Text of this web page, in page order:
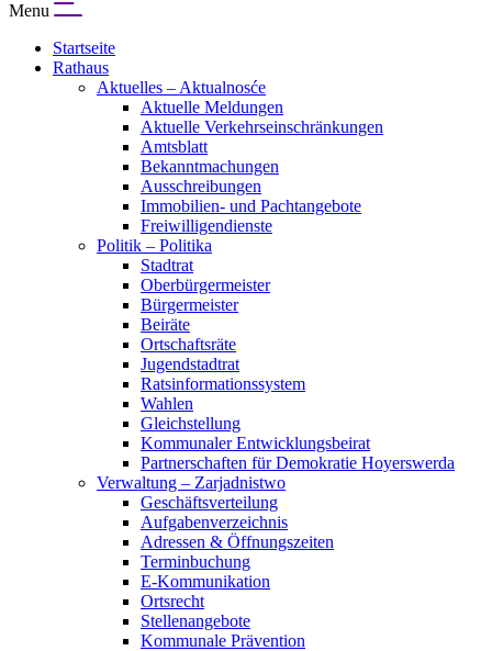
Menu
Startseite
Rathaus
Aktuelles – Aktualnosće
Aktuelle Meldungen
Aktuelle Verkehrseinschränkungen
Amtsblatt
Bekanntmachungen
Ausschreibungen
Immobilien- und Pachtangebote
Freiwilligendienste
Politik – Politika
Stadtrat
Oberbürgermeister
Bürgermeister
Beiräte
Ortschaftsräte
Jugendstadtrat
Ratsinformationssystem
Wahlen
Gleichstellung
Kommunaler Entwicklungsbeirat
Partnerschaften für Demokratie Hoyerswerda
Verwaltung – Zarjadnistwo
Geschäftsverteilung
Aufgabenverzeichnis
Adressen & Öffnungszeiten
Terminbuchung
E-Kommunikation
Ortsrecht
Stellenangebote
Kommunale Prävention